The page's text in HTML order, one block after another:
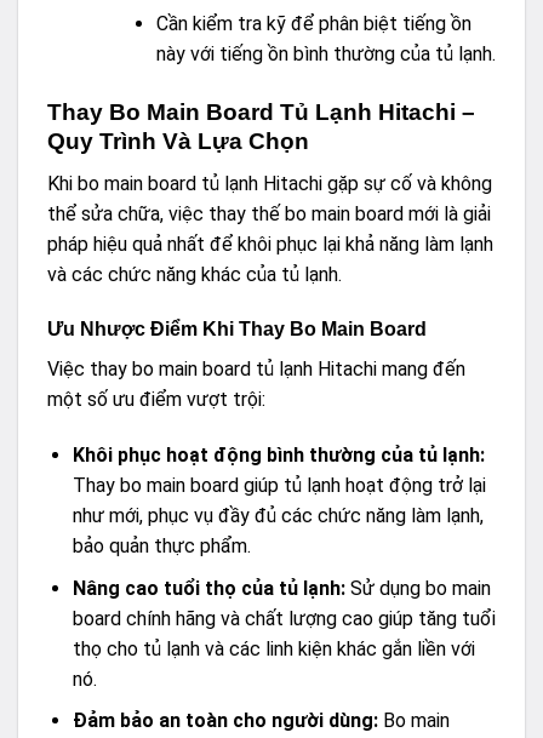
Cần kiểm tra kỹ để phân biệt tiếng ồn
này với tiếng ồn bình thường của tủ lạnh.
Thay Bo Main Board Tủ Lạnh Hitachi –
Quy Trình Và Lựa Chọn
Khi bo main board tủ lạnh Hitachi gặp sự cố và không
thể sửa chữa, việc thay thế bo main board mới là giải
pháp hiệu quả nhất để khôi phục lại khả năng làm lạnh
và các chức năng khác của tủ lạnh.
Ưu Nhược Điểm Khi Thay Bo Main Board
Việc thay bo main board tủ lạnh Hitachi mang đến
một số ưu điểm vượt trội:
Khôi phục hoạt động bình thường của tủ lạnh:
Thay bo main board giúp tủ lạnh hoạt động trở lại
như mới, phục vụ đầy đủ các chức năng làm lạnh,
bảo quản thực phẩm.
Nâng cao tuổi thọ của tủ lạnh:Sử dụng bo main
board chính hãng và chất lượng cao giúp tăng tuổi
thọ cho tủ lạnh và các linh kiện khác gắn liền với
nó.
Đảm bảo an toàn cho người dùng:Bo main